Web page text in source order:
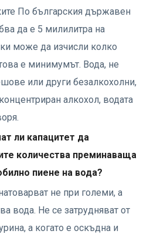
По българския държавен
да е 5 милилитра на
може да изчисли колко
е минимумът. Вода, не
или други безалкохолни,
алкохол, водата
ли капацитет да
количества преминаваща
пиене на вода?
не при големи, а
вода. Не се затрудняват от
а когато е оскъдна и